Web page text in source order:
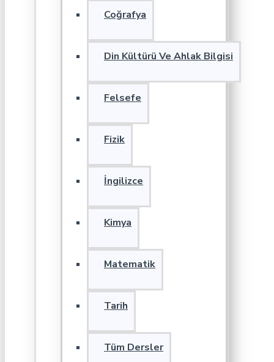
Coğrafya
Din Kültürü Ve Ahlak Bilgisi
Felsefe
Fizik
İngilizce
Kimya
Matematik
Tarih
Tüm Dersler